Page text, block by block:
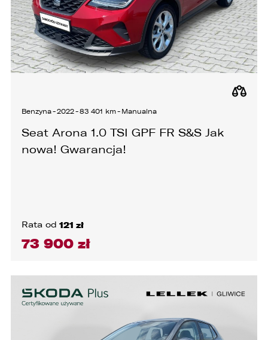
Benzyna-2022-83 401 km- Manualna
Seat Arona 1.0 TSI GPF FR S&S Jak
nowa! Gwarancja!
Rata od 121 zł
73 900 zł